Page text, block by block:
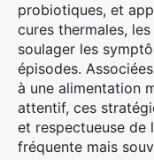
probiotiques, et
cures thermales,
soulager les
épisodes.
à une alimentation
attentif, ces
et respectueuse de
fréquente mais